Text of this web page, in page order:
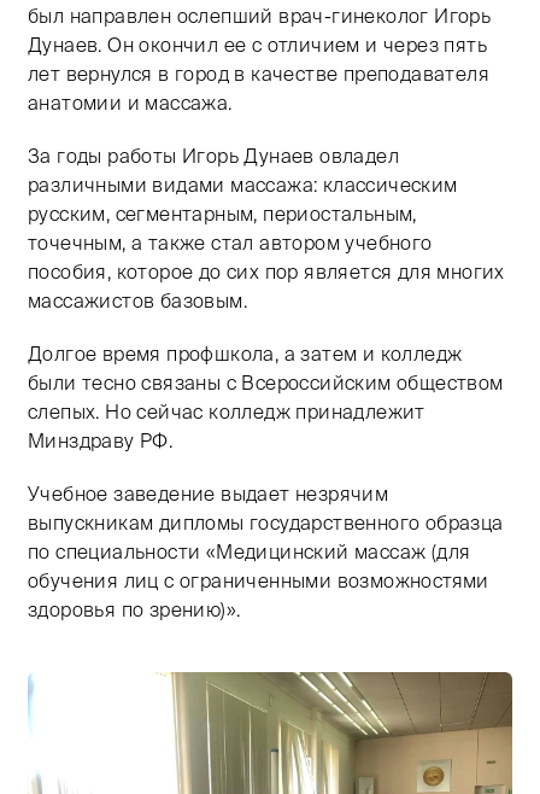
был направлен ослепший врач-гинеколог Игорь
Дунаев. Он окончил ее с отличием и через пять
лет вернулся в город в качестве преподавателя
анатомии и массажа.
За годы работы Игорь Дунаев овладел
различными видами массажа: классическим
русским, сегментарным, периостальным,
точечным, а также стал автором учебного
пособия, которое до сих пор является для многих
массажистов базовым.
Долгое время профшкола, а затем и колледж
были тесно связаны с Всероссийским обществом
слепых. Но сейчас колледж принадлежит
Минздраву РФ.
Учебное заведение выдает незрячим
выпускникам дипломы государственного образца
по специальности «Медицинский массаж (для
обучения лиц с ограниченными возможностями
здоровья по зрению)».